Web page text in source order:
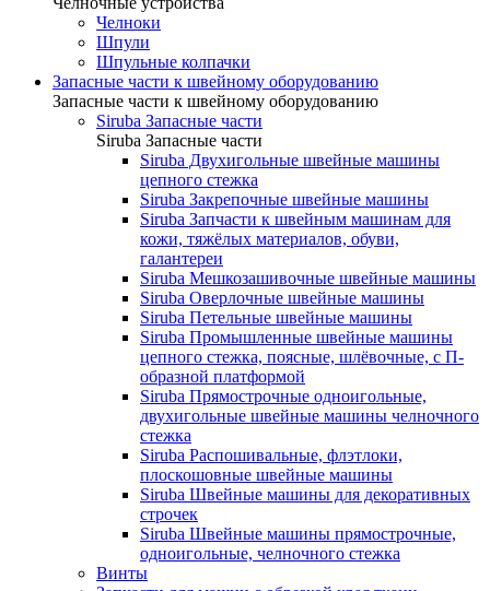
Челноки
Шпули
Шпульные колпачки
Запасные части к швейному оборудованию
Запасные части к швейному оборудованию
Siruba Запасные части
Siruba Запасные части
Siruba Двухигольные швейные машины
цепного стежка
Siruba Закрепочные швейные машины
Siruba Запчасти к швейным машинам для
кожи, тяжёлых материалов, обуви,
галантереи
Siruba Мешкозашивочные швейные машины
Siruba Оверлочные швейные машины
Siruba Петельные швейные машины
Siruba Промышленные швейные машины
цепного стежка, поясные, шлёвочные, с П-
образной платформой
Siruba Прямострочные одноигольные,
двухигольные швейные машины челночного
стежка
Siruba Распошивальные, флэтлоки,
плоскошовные швейные машины
Siruba Швейные машины для декоративных
строчек
Siruba Швейные машины прямострочные,
одноигольные, челночного стежка
Винты